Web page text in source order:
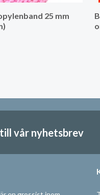
25 mm
vår nyhetsbrev